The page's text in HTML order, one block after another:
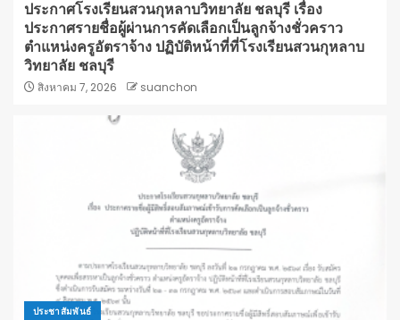
ประกาศโรงเรียนสวนกุหลาบวิทยาลัย ชลบุรี เรื่อง
ประกาศรายชื่อผู้ผ่านการคัดเลือกเป็นลูกจ้างชั่วคราว
ตำแหน่งครูอัตราจ้าง ปฏิบัติหน้าที่ที่โรงเรียนสวนกุหลาบ
วิทยาลัย ชลบุรี
สิงหาคม 7, 2026 suanchon
ประชาสัมพันธ์